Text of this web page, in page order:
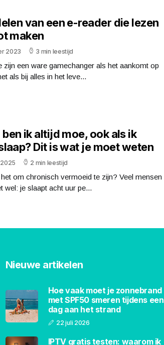
van een e-reader die lezen
maken
2023 3 min leestijd
zijn een ware gamechanger als het aankomt op
als bij alles in het leve...
ik altijd moe, ook als ik
Dit is wat je moet weten
2 min leestijd
het om chronisch vermoeid te zijn? Veel mensen
wel: je slaapt acht uur pe...
Nieuwe artikelen
Hoe vaak moet je zonnebrand
met SPF50 smeren tijdens een
dag aan het strand
22 juli 2026
IPTV gratis testen: waarom ik